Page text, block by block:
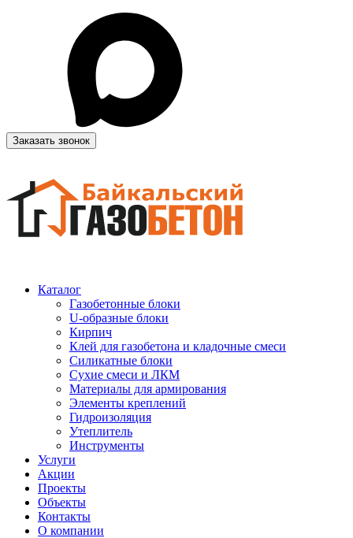
Заказать звонок
Каталог
Газобетонные блоки
U-образные блоки
Кирпич
Клей для газобетона и кладочные смеси
Силикатные блоки
Сухие смеси и ЛКМ
Материалы для армирования
Элементы креплений
Гидроизоляция
Утеплитель
Инструменты
Услуги
Акции
Проекты
Объекты
Контакты
О компании